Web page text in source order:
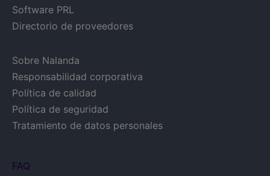
Software PRL
Directorio de proveedores
Sobre Nalanda
Responsabilidad corporativa
Política de calidad
Política de seguridad
Tratamiento de datos personales
FAQ